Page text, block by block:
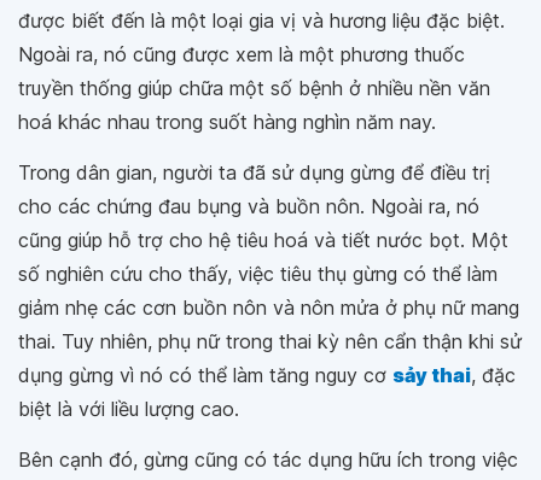
được biết đến là một loại gia vị và hương liệu đặc biệt.
Ngoài ra, nó cũng được xem là một phương thuốc
truyền thống giúp chữa một số bệnh ở nhiều nền văn
hoá khác nhau trong suốt hàng nghìn năm nay.
Trong dân gian, người ta đã sử dụng gừng để điều trị
cho các chứng đau bụng và buồn nôn. Ngoài ra, nó
cũng giúp hỗ trợ cho hệ tiêu hoá và tiết nước bọt. Một
số nghiên cứu cho thấy, việc tiêu thụ gừng có thể làm
giảm nhẹ các cơn buồn nôn và nôn mửa ở phụ nữ mang
thai. Tuy nhiên, phụ nữ trong thai kỳ nên cẩn thận khi sử
dụng gừng vì nó có thể làm tăng nguy cơ sảy thai, đặc
biệt là với liều lượng cao.
Bên cạnh đó, gừng cũng có tác dụng hữu ích trong việc